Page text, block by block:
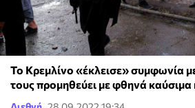
Το Κρεμλίνο «έκλεισε» συμφωνία
τους προμηθεύει με φθηνά καύσιμα